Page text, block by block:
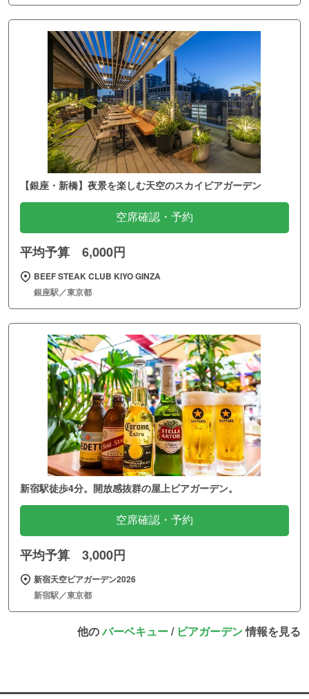
【銀座・新橋】夜景を楽しむ天空のスカイビアガーデン
空席確認・予約
平均予算 6,000円
BEEF STEAK CLUB KIYO GINZA
銀座駅／東京都
新宿駅徒歩4分。開放感抜群の屋上ビアガーデン。
空席確認・予約
平均予算 3,000円
新宿天空ビアガーデン2026
新宿駅／東京都
他のバーベキュー/ ビアガーデン情報を見る